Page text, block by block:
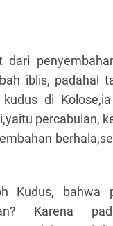
dari
iblis, padahal
di
percabulan,
Kudus, bahwa
Karena